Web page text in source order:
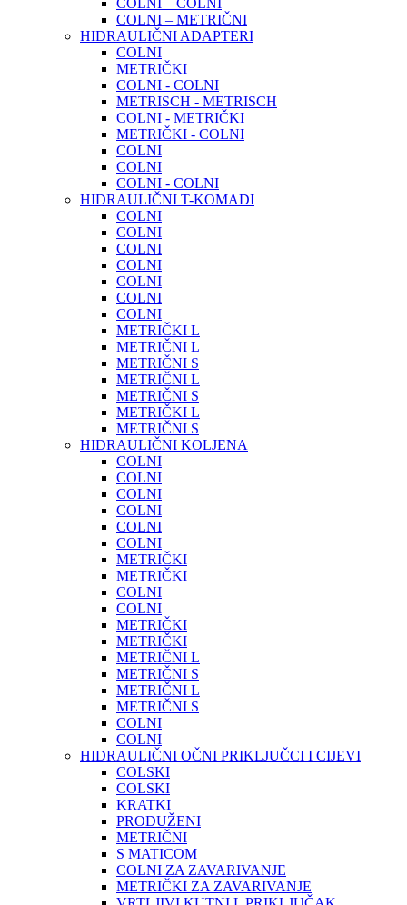
COLNI – COLNI
COLNI – METRIČNI
HIDRAULIČNI ADAPTERI
COLNI
METRIČKI
COLNI - COLNI
METRISCH - METRISCH
COLNI - METRIČKI
METRIČKI - COLNI
COLNI
COLNI
COLNI - COLNI
HIDRAULIČNI T-KOMADI
COLNI
COLNI
COLNI
COLNI
COLNI
COLNI
COLNI
METRIČKI L
METRIČNI L
METRIČNI S
METRIČNI L
METRIČNI S
METRIČKI L
METRIČNI S
HIDRAULIČNI KOLJENA
COLNI
COLNI
COLNI
COLNI
COLNI
COLNI
METRIČKI
METRIČKI
COLNI
COLNI
METRIČKI
METRIČKI
METRIČNI L
METRIČNI S
METRIČNI L
METRIČNI S
COLNI
COLNI
HIDRAULIČNI OČNI PRIKLJUČCI I CIJEVI
COLSKI
COLSKI
KRATKI
PRODUŽENI
METRIČNI
S MATICOM
COLNI ZA ZAVARIVANJE
METRIČKI ZA ZAVARIVANJE